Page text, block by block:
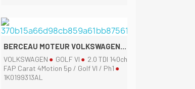
BERCEAU MOTEUR VOLKSWAGEN...
VOLKSWAGEN GOLF VI
2.0 TDI 140ch
FAP Carat 4Motion 5p / Golf VI / Ph1
1K0199313AL